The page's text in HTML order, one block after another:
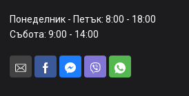
Понеделник - Петък: 8:00 - 18:00
Събота: 9:00 - 14:00